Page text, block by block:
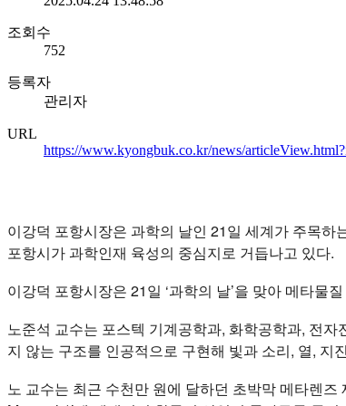
조회수
752
등록자
관리자
URL
https://www.kyongbuk.co.kr/news/
이강덕 포항시장은 과학의 날인 21일 세계가 주목
포항시가 과학인재 육성의 중심지로 거듭나고 있다.
이강덕 포항시장은 21일 ‘과학의 날’을 맞아 메타
노준석 교수는 포스텍 기계공학과, 화학공학과, 전
지 않는 구조를 인공적으로 구현해 빛과 소리, 열, 지
노 교수는 최근 수천만 원에 달하던 초박막 메타렌